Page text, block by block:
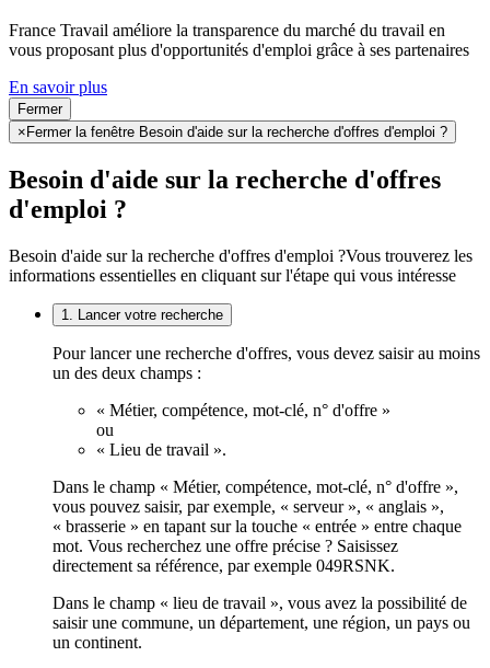
France Travail améliore la transparence du marché du travail en
vous proposant plus d'opportunités d'emploi grâce à ses partenaires
En savoir plus
Fermer
× Fermer la fenêtre Besoin d'aide sur la recherche d'offres d'emploi ?
Besoin d'aide sur la recherche d'offres
d'emploi ?
Besoin d'aide sur la recherche d'offres d'emploi ?Vous trouverez les
informations essentielles en cliquant sur l'étape qui vous intéresse
1. Lancer votre recherche
Pour lancer une recherche d'offres, vous devez saisir au moins
un des deux champs :
« Métier, compétence, mot-clé, n° d'offre »
ou
« Lieu de travail ».
Dans le champ « Métier, compétence, mot-clé, n° d'offre »,
vous pouvez saisir, par exemple, « serveur », « anglais »,
« brasserie » en tapant sur la touche « entrée » entre chaque
mot. Vous recherchez une offre précise ? Saisissez
directement sa référence, par exemple 049RSNK.
Dans le champ « lieu de travail », vous avez la possibilité de
saisir une commune, un département, une région, un pays ou
un continent.